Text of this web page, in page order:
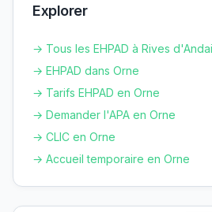
Explorer
→ Tous les EHPAD à Rives
→ EHPAD dans Orne
→ Tarifs EHPAD en Orne
→ Demander l'APA en Orne
→ CLIC en Orne
→ Accueil temporaire en Orne